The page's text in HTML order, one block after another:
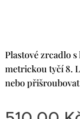
Plastové zrcadlo
metrickou tyčí 8.
nebo